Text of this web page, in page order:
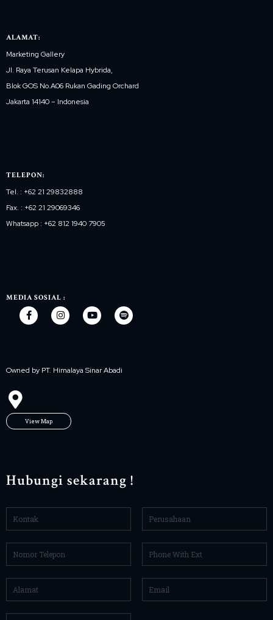
ALAMAT:
Marketing Gallery
Jl. Raya Terusan Kelapa Hybrida,
Blok GOS No.A06 Rukan Gading Orchard
Jakarta 14140 – Indonesia
TELEPON:
Tel. : +62 21 29832888
Fax. : +62 21 29069346
Whatsapp : +62 812 1940 7905
MEDIA SOSIAL :
Owned by PT. Himalaya Sinar Abadi
View Map
Hubungi sekarang !